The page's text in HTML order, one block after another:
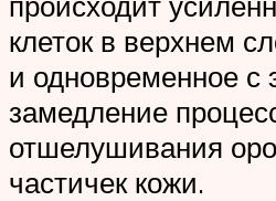
клеток в верхнем
и одновременное с
замедление
отшелушивания
частичек кожи.